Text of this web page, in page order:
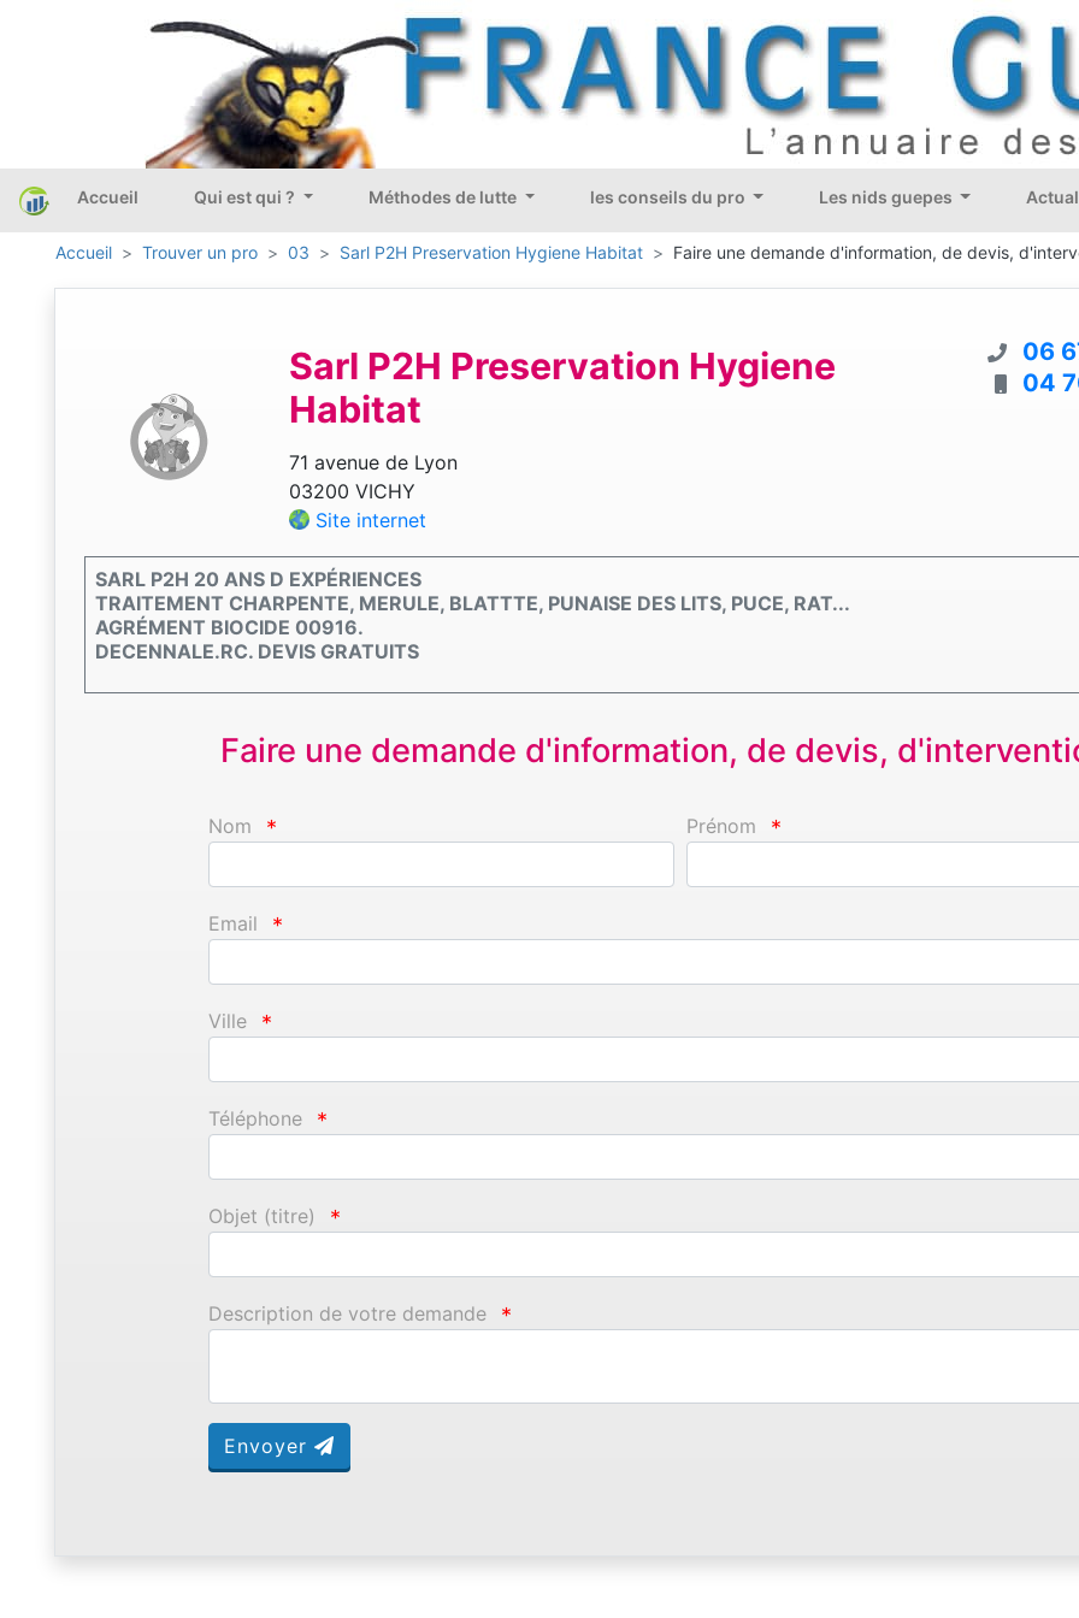
Accueil Qui est qui ? Méthodes de lutte les conseils du pro Les nids guepes
Accueil Trouver un pro 03 Sarl P2H Preservation Hygiene Habitat Faire une demande d'information, de devis,
Sarl P2H Preservation Hygiene
Habitat
71 avenue de Lyon
03200 VICHY
Site internet
06
04
SARL P2H 20 ANS D EXPÉRIENCES
TRAITEMENT CHARPENTE, MERULE, BLATTTE, PUNAISE DES LITS, PUCE, RAT...
AGRÉMENT BIOCIDE 00916.
DECENNALE.RC. DEVIS GRATUITS
Faire une demande d'information, de devis,
Nom * Prénom *
Email *
Ville *
Téléphone *
Objet (titre) *
Description de votre demande *
Envoyer